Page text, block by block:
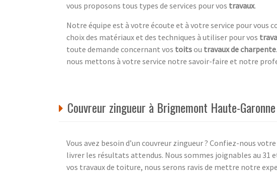
vous proposons tous types de services pour vos travaux.
Notre équipe est à votre écoute et à votre service pour vous
choix des matériaux et des techniques à utiliser pour vos
toute demande concernant vos toitsou travaux de charpente
nous mettons à votre service notre savoir-faire et notre
Couvreur zingueur à Brignemont Haute-Garonne
Vous avez besoin d’un couvreur zingueur ? Confiez-nous
livrer les résultats attendus. Nous sommes joignables au 31
vos travaux de toiture, nous serons ravis de mettre notre